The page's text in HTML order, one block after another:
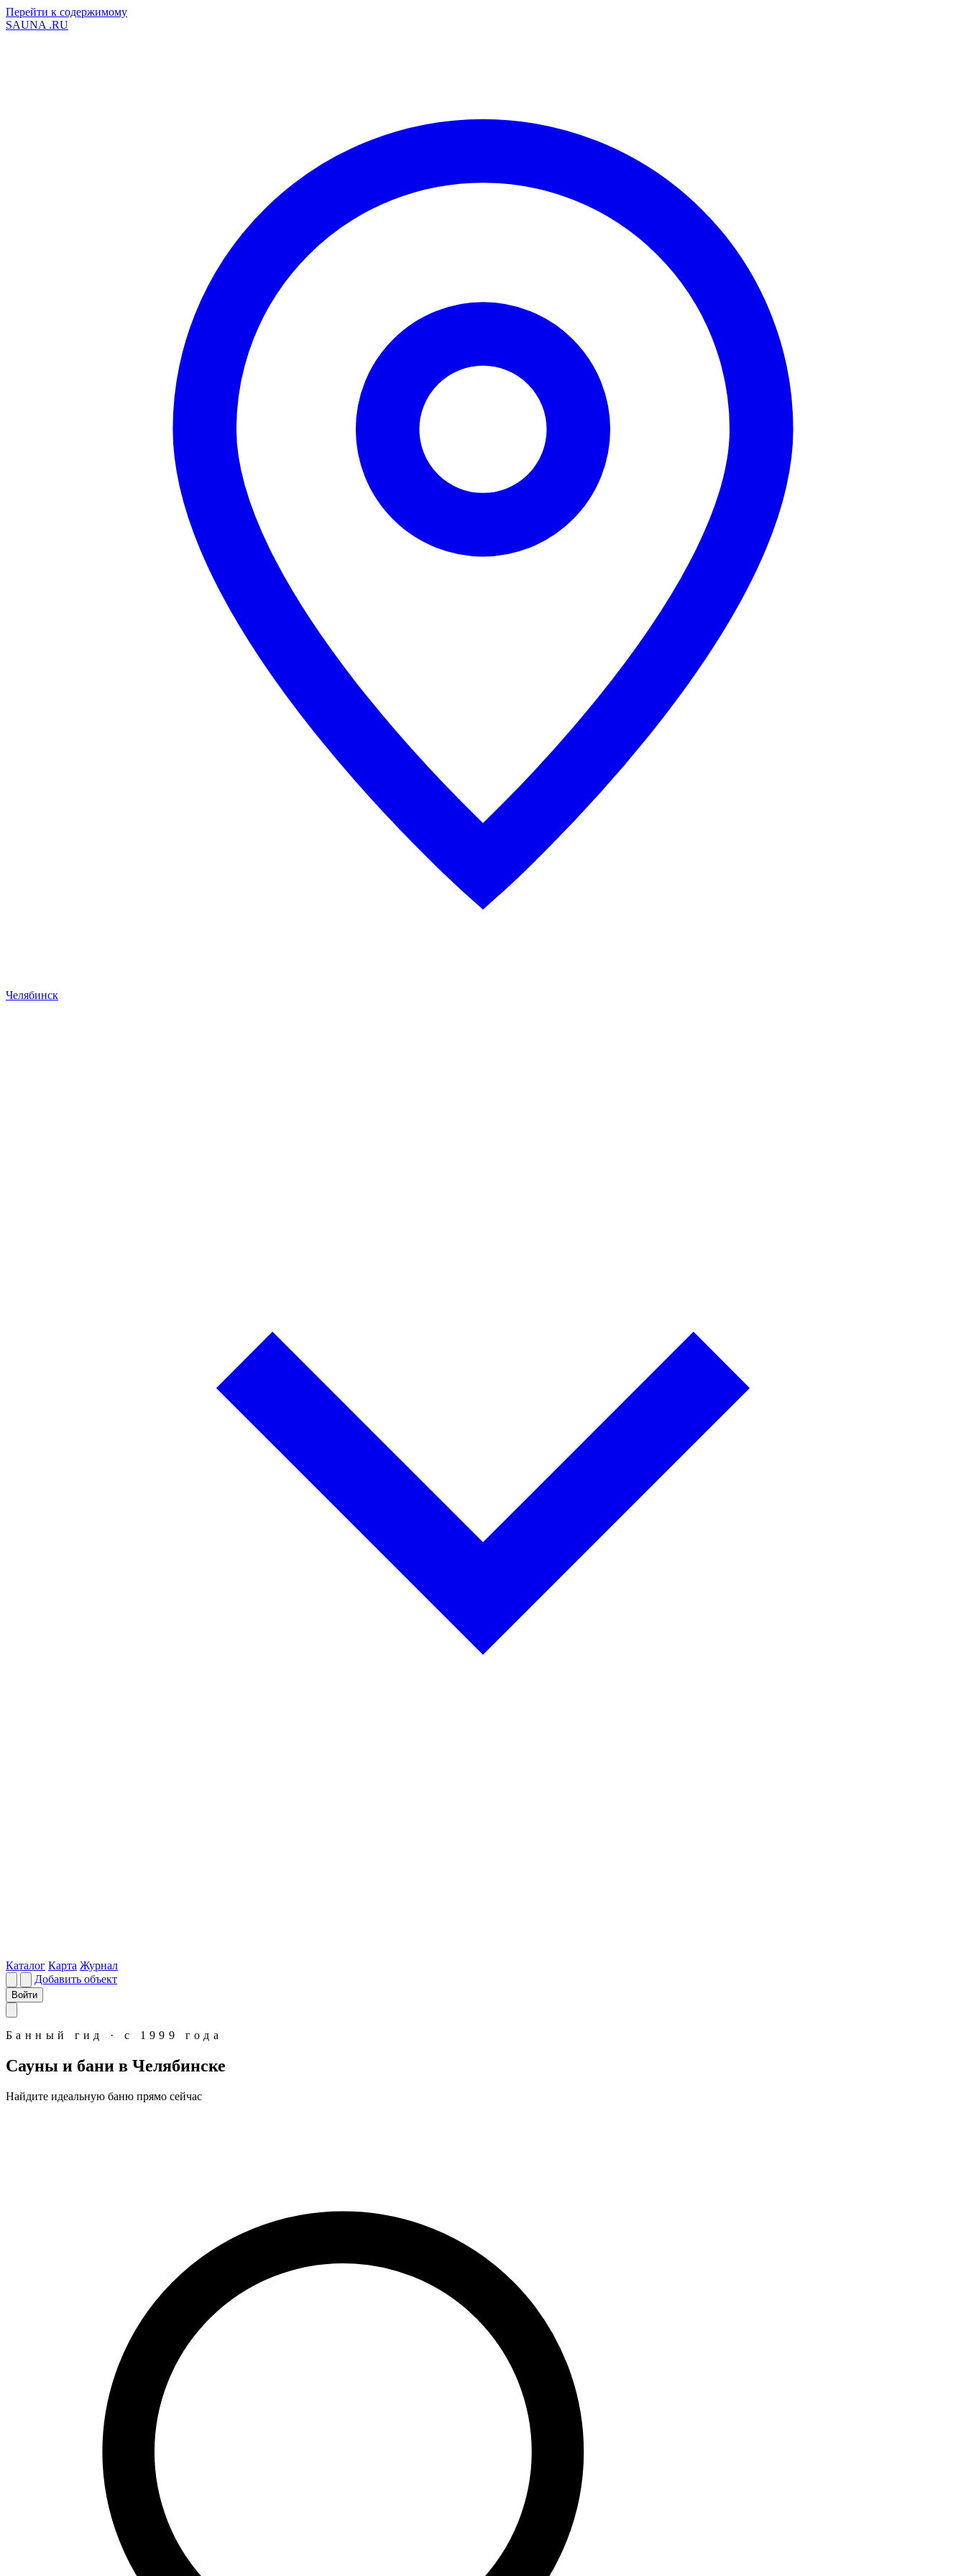
Перейти к содержимому
SAUNA .RU
Челябинск
Каталог Карта Журнал
Добавить объект
Войти
Банный гид · с 1999 года
Сауны и бани в Челябинске
Найдите идеальную баню прямо сейчас